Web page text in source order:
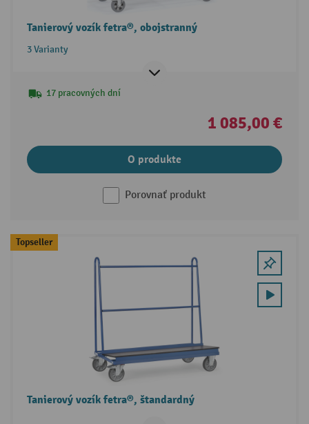
Tanierový vozík fetra®, obojstranný
3 Varianty
17 pracovných dní
1 085,00 €
O produkte
Porovnať produkt
Topseller
Tanierový vozík fetra®, štandardný